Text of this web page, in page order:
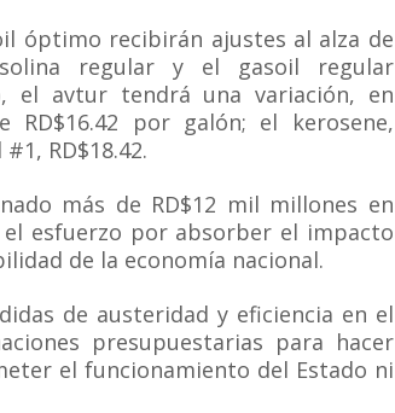
óptimo recibirán ajustes al alza de
regular y el gasoil regular
el avtur tendrá una variación, en
por galón; el kerosene,
RD$18.42.
más de RD$12 mil millones en
esfuerzo por absorber el impacto
de la economía nacional.
de austeridad y eficiencia en el
presupuestarias para hacer
el funcionamiento del Estado ni